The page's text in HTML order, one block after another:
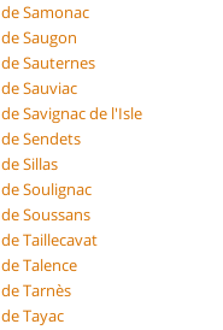
Samonac
Saugon
Sauternes
Sauviac
Savignac de l'Isle
Sendets
Sillas
Soulignac
Soussans
Taillecavat
Talence
Tarnès
Tayac